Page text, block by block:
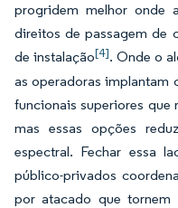
progridem melhor onde
direitos de passagem de
de instalação[4]. Onde o
as operadoras implantam
funcionais superiores que
mas essas opções
espectral. Fechar essa
público-privados
por atacado que tornem